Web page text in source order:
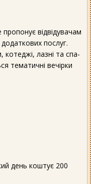
відвідувачам
послуг.
котеджі, лазні та спа-
тематичні вечірки
день коштує 200